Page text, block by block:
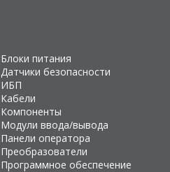
Блоки питания
Датчики безопасности
ИБП
Кабели
Компоненты
Модули ввода/вывода
Панели оператора
Преобразователи
Программное обеспечение